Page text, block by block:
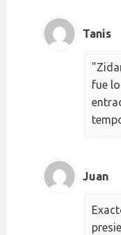
Tanis
fue
Juan